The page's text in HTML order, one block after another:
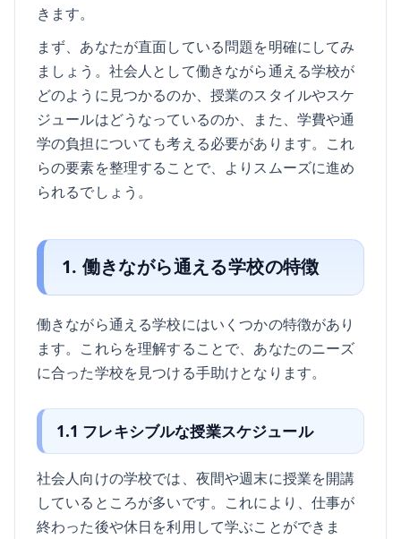
きます。
まず、あなたが直面している問題を明確にしてみ
ましょう。社会人として働きながら通える学校が
どのように見つかるのか、授業のスタイルやスケ
ジュールはどうなっているのか、また、学費や通
学の負担についても考える必要があります。これ
らの要素を整理することで、よりスムーズに進め
られるでしょう。
1. 働きながら通える学校の特徴
働きながら通える学校にはいくつかの特徴があり
ます。これらを理解することで、あなたのニーズ
に合った学校を見つける手助けとなります。
1.1 フレキシブルな授業スケジュール
社会人向けの学校では、夜間や週末に授業を開講
しているところが多いです。これにより、仕事が
終わった後や休日を利用して学ぶことができま